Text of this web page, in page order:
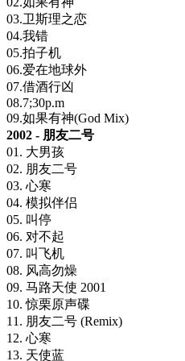
03.卫斯理之恋
04.我错
05.拍子机
06.爱在地球外
07.借酒行凶
08.7;30p.m
09.如果有神(God Mix)
2002 - 朋友二号
01. 大男孩
02. 朋友二号
03. 心寒
04. 模拟伴侣
05. 叫停
06. 对不起
07. 叫飞机
08. 风高勿燥
09. 马路天使 2001
10. 惊栗原声碟
11. 朋友二号 (Remix)
12. 心寒
13. 天使蓝